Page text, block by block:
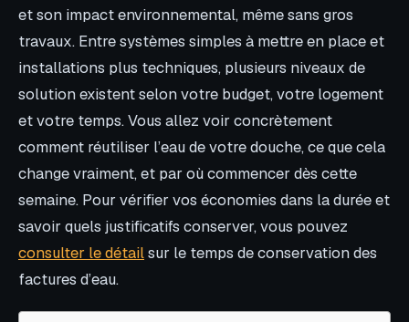
et son impact environnemental, même sans gros
travaux. Entre systèmes simples à mettre en place et
installations plus techniques, plusieurs niveaux de
solution existent selon votre budget, votre logement
et votre temps. Vous allez voir concrètement
comment réutiliser l’eau de votre douche, ce que cela
change vraiment, et par où commencer dès cette
semaine. Pour vérifier vos économies dans la durée et
savoir quels justificatifs conserver, vous pouvez
consulter le détailsur le temps de conservation des
factures d’eau.